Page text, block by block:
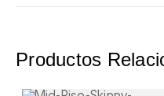
Productos